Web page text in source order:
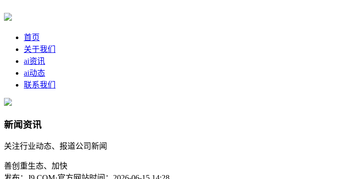
首页
关于我们
ai资讯
ai动态
联系我们
新闻资讯
关注行业动态、报道公司新闻
善创重生态、加快